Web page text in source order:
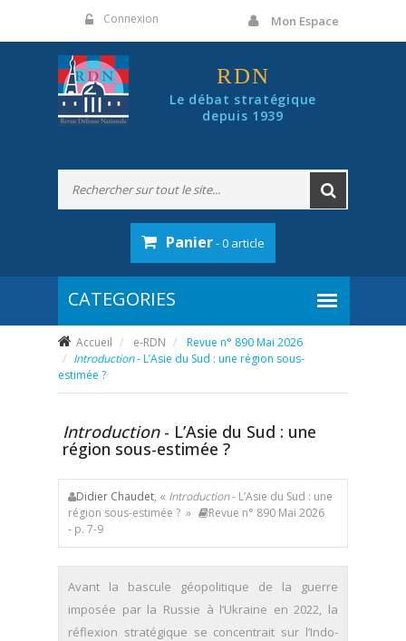
Connexion Mon Espace
RDN
Le débat stratégique
depuis 1939
Panier- 0 article
Accueil e-RDN
Revue n° 890 Mai 2026
Introduction- L’Asie du Sud : une région sous-
estimée ?
Introduction- L’Asie du Sud : une
région sous-estimée ?
Didier Chaudet, « Introduction- L’Asie du Sud : une
région sous-estimée ? »
Revue n° 890 Mai 2026
- p. 7-9
Avant la bascule géopolitique de la guerre
imposée par la Russie à l’Ukraine en 2022, la
réflexion stratégique se concentrait sur l’Indo-